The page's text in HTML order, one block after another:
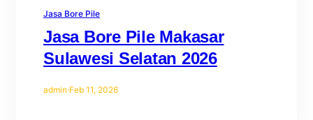
Jasa Bore Pile
Jasa Bore Pile Makasar
Sulawesi Selatan 2026
admin·Feb 11, 2026